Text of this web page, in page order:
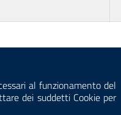
al funzionamento del
dei suddetti Cookie per